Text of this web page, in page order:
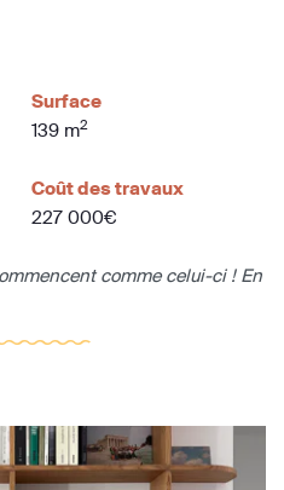
Surface
139 m2
Coût des travaux
227 000€
comme celui-ci ! En